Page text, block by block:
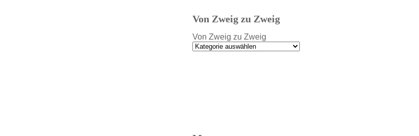
Von Zweig zu Zweig
Von Zweig zu Zweig